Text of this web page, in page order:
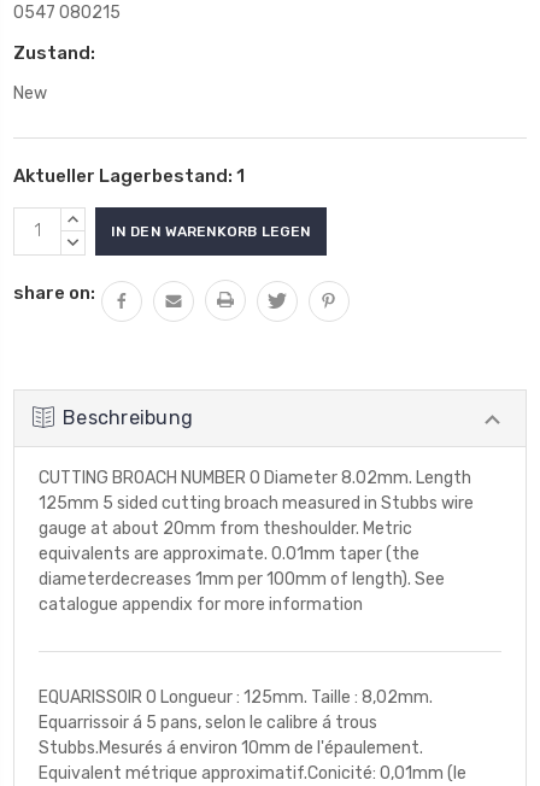
0547 080215
Zustand:
New
Aktueller Lagerbestand: 1
MENGE
VON
ERHÖHEN
MENGE
UNDEFINED
VERRINGERN
share on:
Beschreibung
CUTTING BROACH NUMBER O Diameter 8.02mm. Length
125mm 5 sided cutting broach measured in Stubbs wire
gauge at about 20mm from theshoulder. Metric
equivalents are approximate. 0.01mm taper (the
diameterdecreases 1mm per 100mm of length). See
catalogue appendix for more information
EQUARISSOIR O Longueur : 125mm. Taille : 8,02mm.
Equarrissoir á 5 pans, selon le calibre á trous
Stubbs.Mesurés á environ 10mm de l'épaulement.
Equivalent métrique approximatif.Conicité: 0,01mm (le